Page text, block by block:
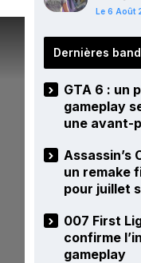
ce
Le 6 Août
Dernières
GTA 6 : un
gameplay
une avant-
Assassin’s
un remake
pour juillet
007 First
confirme
gameplay